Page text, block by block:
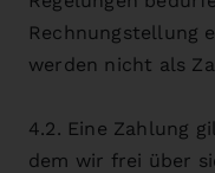
Rechnungstellung
werden nicht als
4.2. Eine Zahlung
dem wir frei über